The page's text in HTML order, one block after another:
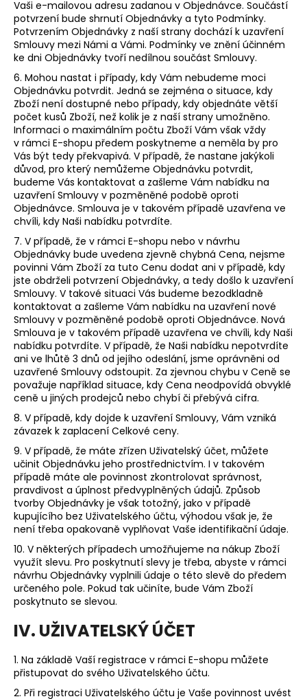
Vaši e-mailovou adresu zadanou v Objednávce. Součástí
potvrzení bude shrnutí Objednávky a tyto Podmínky.
Potvrzením Objednávky z naší strany dochází k uzavření
Smlouvy mezi Námi a Vámi. Podmínky ve znění účinném
ke dni Objednávky tvoří nedílnou součást Smlouvy.
6. Mohou nastat i případy, kdy Vám nebudeme moci
Objednávku potvrdit. Jedná se zejména o situace, kdy
Zboží není dostupné nebo případy, kdy objednáte větší
počet kusů Zboží, než kolik je z naší strany umožněno.
Informaci o maximálním počtu Zboží Vám však vždy
v rámci E-shopu předem poskytneme a neměla by pro
Vás být tedy překvapivá. V případě, že nastane jakýkoli
důvod, pro který nemůžeme Objednávku potvrdit,
budeme Vás kontaktovat a zašleme Vám nabídku na
uzavření Smlouvy v pozměněné podobě oproti
Objednávce. Smlouva je v takovém případě uzavřena ve
chvíli, kdy Naši nabídku potvrdíte.
7. V případě, že v rámci E-shopu nebo v návrhu
Objednávky bude uvedena zjevně chybná Cena, nejsme
povinni Vám Zboží za tuto Cenu dodat ani v případě, kdy
jste obdrželi potvrzení Objednávky, a tedy došlo k uzavření
Smlouvy. V takové situaci Vás budeme bezodkladně
kontaktovat a zašleme Vám nabídku na uzavření nové
Smlouvy v pozměněné podobě oproti Objednávce. Nová
Smlouva je v takovém případě uzavřena ve chvíli, kdy Naši
nabídku potvrdíte. V případě, že Naši nabídku nepotvrdíte
ani ve lhůtě 3 dnů od jejího odeslání, jsme oprávněni od
uzavřené Smlouvy odstoupit. Za zjevnou chybu v Ceně se
považuje například situace, kdy Cena neodpovídá obvyklé
ceně u jiných prodejců nebo chybí či přebývá cifra.
8. V případě, kdy dojde k uzavření Smlouvy, Vám vzniká
závazek k zaplacení Celkové ceny.
9. V případě, že máte zřízen Uživatelský účet, můžete
učinit Objednávku jeho prostřednictvím. I v takovém
případě máte ale povinnost zkontrolovat správnost,
pravdivost a úplnost předvyplněných údajů. Způsob
tvorby Objednávky je však totožný, jako v případě
kupujícího bez Uživatelského účtu, výhodou však je, že
není třeba opakovaně vyplňovat Vaše identifikační údaje.
10. V některých případech umožňujeme na nákup Zboží
využít slevu. Pro poskytnutí slevy je třeba, abyste v rámci
návrhu Objednávky vyplnili údaje o této slevě do předem
určeného pole. Pokud tak učiníte, bude Vám Zboží
poskytnuto se slevou.
IV. UŽIVATELSKÝ ÚČET
1. Na základě Vaší registrace v rámci E-shopu můžete
přistupovat do svého Uživatelského účtu.
2. Při registraci Uživatelského účtu je Vaše povinnost uvést